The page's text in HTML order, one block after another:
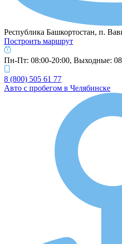
Республика Башкортостан, п.
Построить маршрут
Пн-Пт: 08:00-20:00, Выходные:
8 (800) 505 61 77
Авто с пробегом в Челябинске